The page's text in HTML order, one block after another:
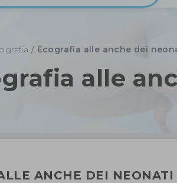
/ Ecografia alle anche dei
alle
ANCHE DEI NEONATI